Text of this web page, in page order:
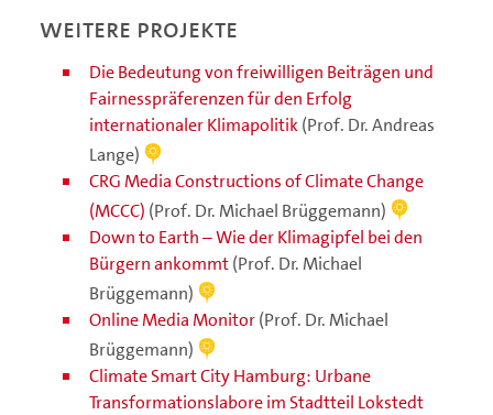
Weitere Projekte
Die Bedeutung von freiwilligen Beiträgen und
Fairnesspräferenzen für den Erfolg
internationaler Klimapolitik(Prof. Dr. Andreas
Lange)
CRG Media Constructions of Climate Change
(MCCC) (Prof. Dr. Michael Brüggemann)
Down to Earth – Wie der Klimagipfel bei den
Bürgern ankommt(Prof. Dr. Michael
Brüggemann)
Online Media Monitor(Prof. Dr. Michael
Brüggemann)
Climate Smart City Hamburg: Urbane
Transformationslabore im Stadtteil Lokstedt